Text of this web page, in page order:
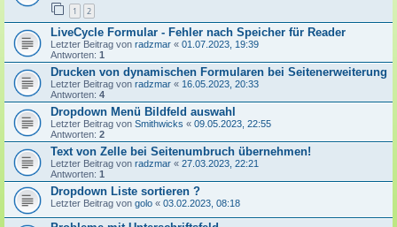
1 2
LiveCycle Formular - Fehler nach Speicher für Reader
Letzter Beitrag von radzmar « 01.07.2023, 19:39
Antworten: 1
Drucken von dynamischen Formularen bei Seitenerweiterung
Letzter Beitrag von radzmar « 16.05.2023, 20:33
Antworten: 4
Dropdown Menü Bildfeld auswahl
Letzter Beitrag von Smithwicks « 09.05.2023, 22:55
Antworten: 2
Text von Zelle bei Seitenumbruch übernehmen!
Letzter Beitrag von radzmar « 27.03.2023, 22:21
Antworten: 1
Dropdown Liste sortieren ?
Letzter Beitrag von golo « 03.02.2023, 08:18